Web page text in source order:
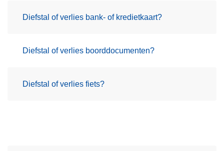
Diefstal of verlies bank- of kredietkaart?
Diefstal of verlies boorddocumenten?
Diefstal of verlies fiets?